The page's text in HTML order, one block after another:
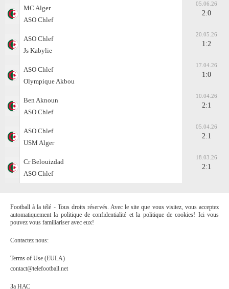
MC Alger
ASO Chlef
05.06.26
2:0
ASO Chlef
Js Kabylie
20.05.26
1:2
ASO Chlef
Olympique Akbou
17.04.26
1:0
Ben Aknoun
ASO Chlef
10.04.26
2:1
ASO Chlef
USM Alger
05.04.26
2:1
Cr Belouizdad
ASO Chlef
18.03.26
2:1
Football à la télé - Tous droits réservés. Avec le site que vous visitez, vous acceptez
automatiquement la politique de confidentialité et la politique de cookies! Ici vous
pouvez vous familiariser avec eux!
Contactez nous:
Terms of Use (EULA)
contact@telefootball.net
За НАС